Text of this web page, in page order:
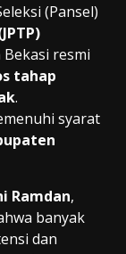
(Pansel)
resmi
tahap
.
syarat
Ramdan,
banyak
dan